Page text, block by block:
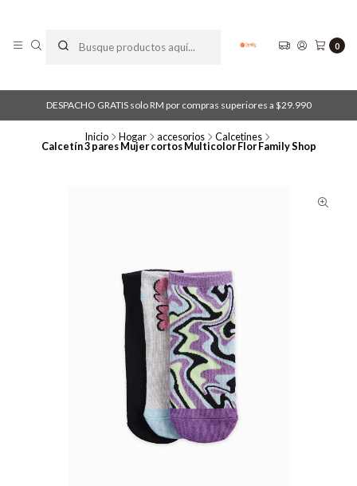
0
DESPACHO GRATIS solo RM por compras superiores a $29.990
Inicio Hogar accesorios Calcetines
Calcetín 3 pares Mujer cortos Multicolor Flor Family Shop